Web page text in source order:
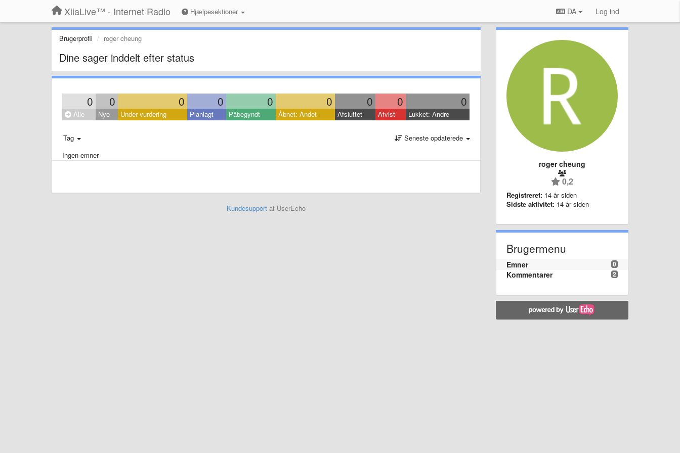
XiiaLive™ - Internet Radio Hjælpesektioner DA Log ind
Brugerprofil roger cheung
Dine sager inddelt efter status
0 0 0 0 0 0 0 0 0
Alle Nye Under vurdering Planlagt Påbegyndt Åbnet: Andet Afsluttet Afvist Lukket: Andre
Tag
Seneste opdaterede
Ingen emner
Kundesupportaf UserEcho
roger cheung
0,2
Registreret: 14 år siden
Sidste aktivitet: 14 år siden
Brugermenu
0
Emner
2
Kommentarer